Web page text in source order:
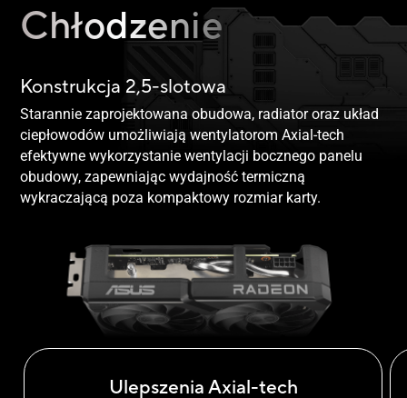
Chłodzenie
Konstrukcja 2,5-slotowa
Starannie zaprojektowana obudowa, radiator oraz układ
ciepłowodów umożliwiają wentylatorom Axial-tech
efektywne wykorzystanie wentylacji bocznego panelu
obudowy, zapewniając wydajność termiczną
wykraczającą poza kompaktowy rozmiar karty.
Ulepszenia Axial-tech